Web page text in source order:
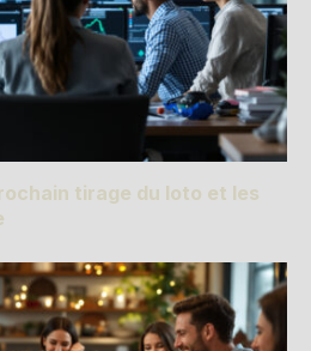
tirage du loto et les